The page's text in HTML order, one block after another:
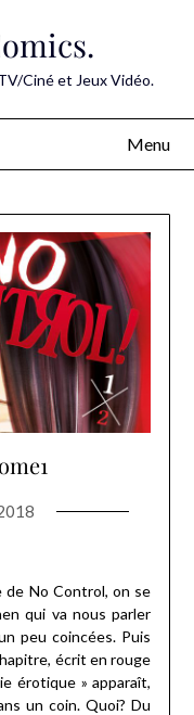
Ciné et Jeux Vidéo.
Menu
de No Control, on se
qui va nous parler
peu coincées. Puis
écrit en rouge
érotique » apparaît,
un coin. Quoi? Du